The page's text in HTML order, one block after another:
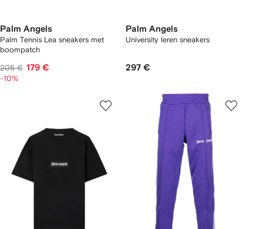
Palm Angels
Palm Tennis Lea sneakers met
boompatch
205 € 179 €
-10%
Palm Angels
University leren sneakers
297 €